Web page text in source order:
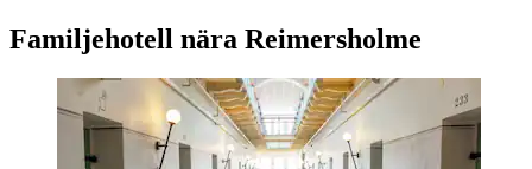
Familjehotell nära Reimersholme